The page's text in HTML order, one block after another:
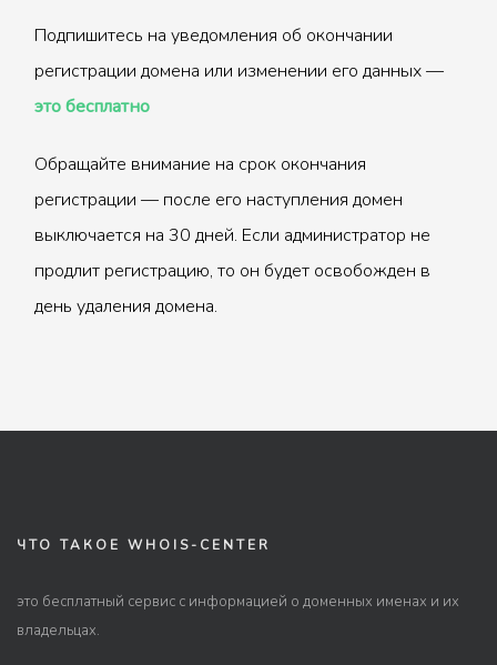
Подпишитесь на уведомления об окончании
регистрации домена или изменении его данных —
это бесплатно
Обращайте внимание на срок окончания
регистрации — после его наступления домен
выключается на 30 дней. Если администратор не
продлит регистрацию, то он будет освобожден в
день удаления домена.
ЧТО ТАКОЕ WHOIS-CENTER
это бесплатный сервис с информацией о доменных именах и их
владельцах.